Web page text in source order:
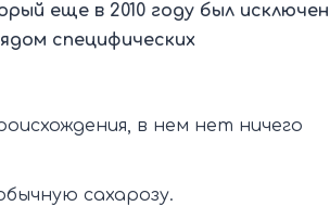
еще в 2010 году был исключен
специфических
в нем нет ничего
сахарозу.